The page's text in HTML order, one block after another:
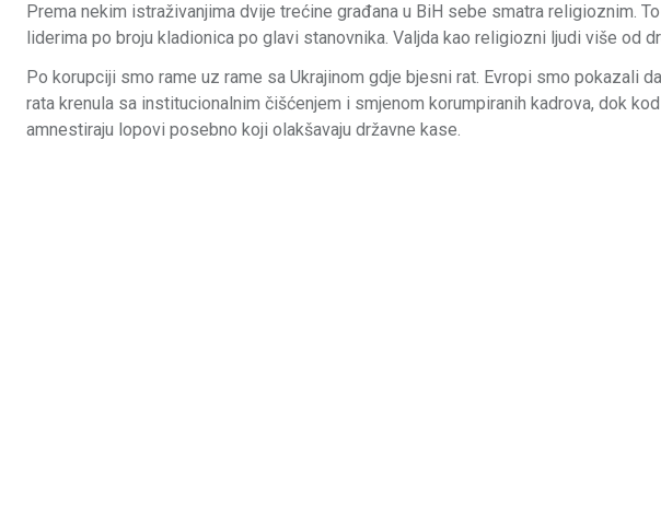
Prema nekim istraživanjima dvije trećine građana u BiH sebe smatra religioznim.
liderima po broju kladionica po glavi stanovnika. Valjda kao religiozni ljudi više od
Po korupciji smo rame uz rame sa Ukrajinom gdje bjesni rat. Evropi smo pokazali
rata krenula sa institucionalnim čišćenjem i smjenom korumpiranih kadrova, dok
amnestiraju lopovi posebno koji olakšavaju državne kase.